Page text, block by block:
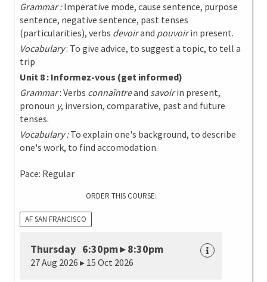
Grammar :Imperative mode, cause sentence, purpose
sentence, negative sentence, past tenses
(particularities), verbs devoirand pouvoirin present.
Vocabulary: To give advice, to suggest a topic, to tell a
trip
Unit 8 : Informez-vous (get informed)
Grammar: Verbs connaîntreand savoirin present,
pronoun y, inversion, comparative, past and future
tenses.
Vocabulary :To explain one's background, to describe
one's work, to find accomodation.
Pace: Regular
ORDER THIS COURSE:
AF SAN FRANCISCO
Thursday 6:30pm ▸ 8:30pm
27 Aug 2026 ▸ 15 Oct 2026